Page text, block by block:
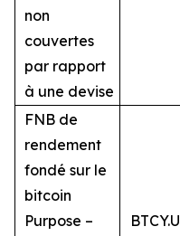
non
couvertes
par rapport
à une devise
FNB de
rendement
fondé sur le
bitcoin
Purpose –
BTCY.U